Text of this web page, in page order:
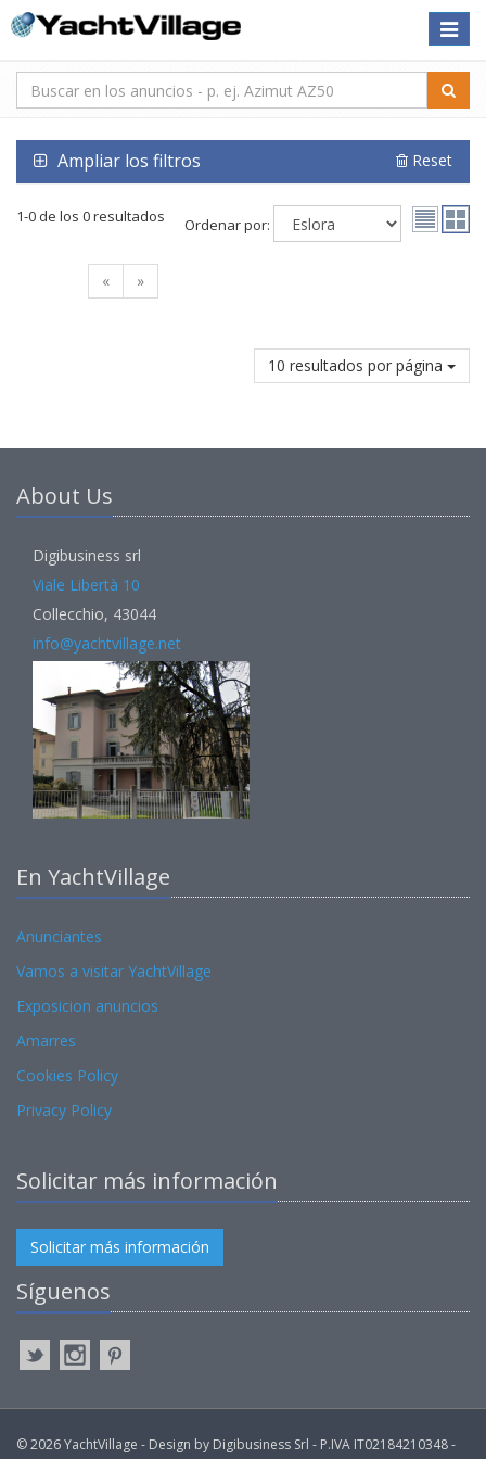
Toggle
Ampliar los filtros Reset
1-0 de los 0 resultados Ordenar por:
« »
10 resultados por página
About Us
Digibusiness srl
Viale Libertà 10
Collecchio, 43044
info@yachtvillage.net
En YachtVillage
Anunciantes
Vamos a visitar YachtVillage
Exposicion anuncios
Amarres
Cookies Policy
Privacy Policy
Solicitar más información
Solicitar más información
Síguenos
© 2026 YachtVillage - Design by Digibusiness Srl - P.IVA IT02184210348 -